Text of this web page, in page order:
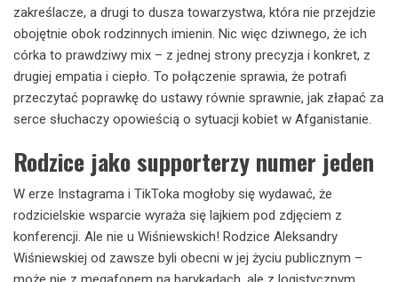
zakreślacze, a drugi to dusza towarzystwa, która nie przejdzie
obojętnie obok rodzinnych imienin. Nic więc dziwnego, że ich
córka to prawdziwy mix – z jednej strony precyzja i konkret, z
drugiej empatia i ciepło. To połączenie sprawia, że potrafi
przeczytać poprawkę do ustawy równie sprawnie, jak złapać za
serce słuchaczy opowieścią o sytuacji kobiet w Afganistanie.
Rodzice jako supporterzy numer jeden
W erze Instagrama i TikToka mogłoby się wydawać, że
rodzicielskie wsparcie wyraża się lajkiem pod zdjęciem z
konferencji. Ale nie u Wiśniewskich! Rodzice Aleksandry
Wiśniewskiej od zawsze byli obecni w jej życiu publicznym –